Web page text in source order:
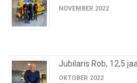
NOVEMBER 2022
Jubilaris Rob, 12,5
OKTOBER 2022